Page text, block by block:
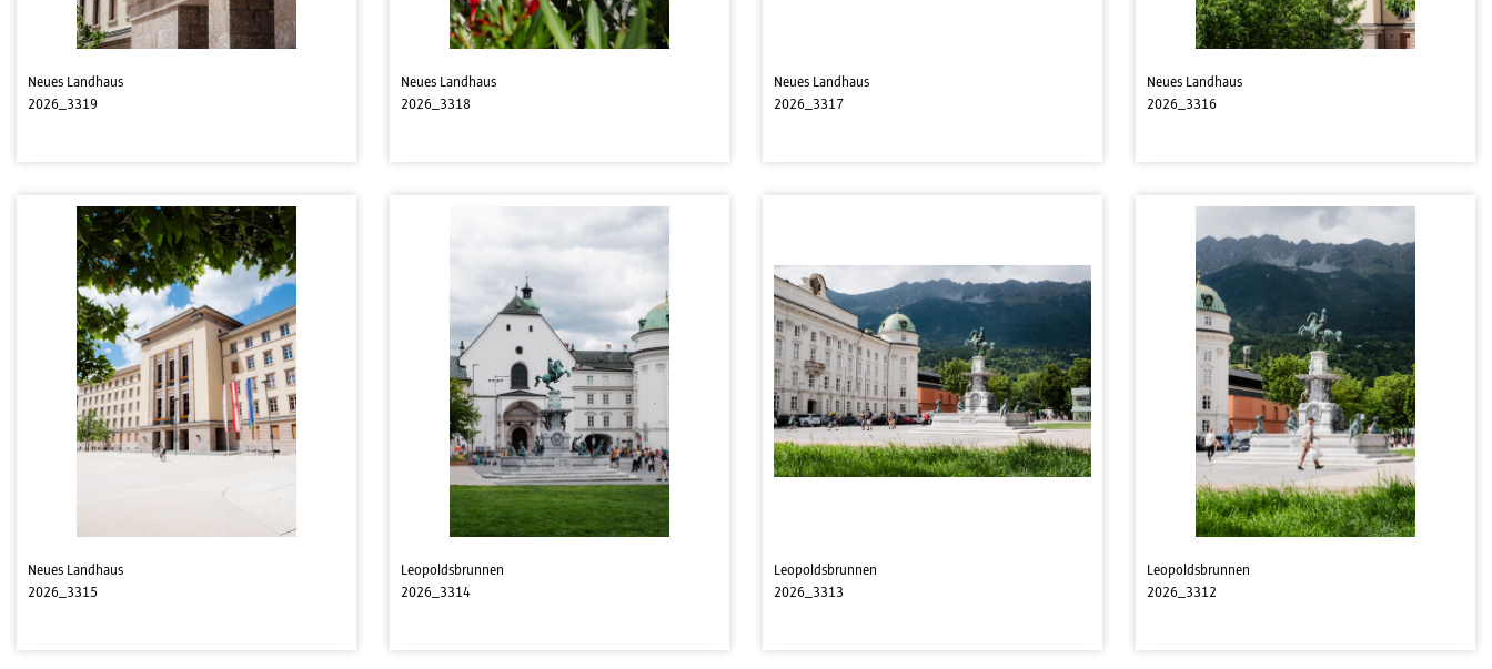
Neues Landhaus
2026_3319
Neues Landhaus
2026_3318
Neues Landhaus
2026_3317
Neues Landhaus
2026_3316
Neues Landhaus
2026_3315
Leopoldsbrunnen
2026_3314
Leopoldsbrunnen
2026_3313
Leopoldsbrunnen
2026_3312